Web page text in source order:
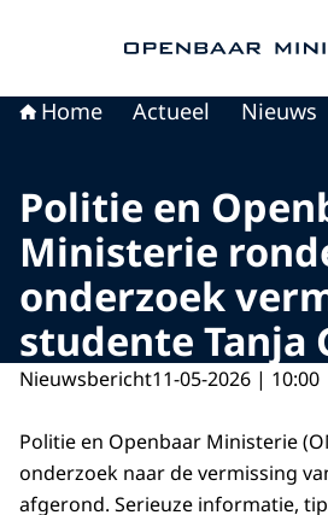
Home Actueel Nieuws
Politie en
Ministerie
onderzoek
studente Tanja
Nieuwsbericht11-05-2026 | 10:00
Politie en Openbaar Ministerie
onderzoek naar de vermissing
afgerond. Serieuze informatie,